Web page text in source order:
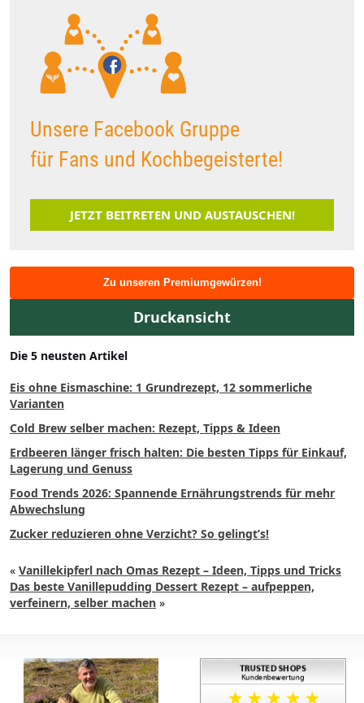
Unsere Facebook Gruppe
für Fans und Kochbegeisterte!
JETZT BEITRETEN UND AUSTAUSCHEN!
Zu unseren Premiumgewürzen!
Druckansicht
Die 5 neusten Artikel
Eis ohne Eismaschine: 1 Grundrezept, 12 sommerliche
Varianten
Cold Brew selber machen: Rezept, Tipps & Ideen
Erdbeeren länger frisch halten: Die besten Tipps für Einkauf,
Lagerung und Genuss
Food Trends 2026: Spannende Ernährungstrends für mehr
Abwechslung
Zucker reduzieren ohne Verzicht? So gelingt’s!
« Vanillekipferl nach Omas Rezept – Ideen, Tipps und Tricks
Das beste Vanillepudding Dessert Rezept – aufpeppen,
verfeinern, selber machen »